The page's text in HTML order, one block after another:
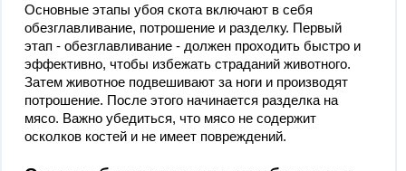
Основные этапы убоя скота включают в себя
обезглавливание, потрошение и разделку. Первый
этап - обезглавливание - должен проходить быстро и
эффективно, чтобы избежать страданий животного.
Затем животное подвешивают за ноги и производят
потрошение. После этого начинается разделка на
мясо. Важно убедиться, что мясо не содержит
осколков костей и не имеет повреждений.